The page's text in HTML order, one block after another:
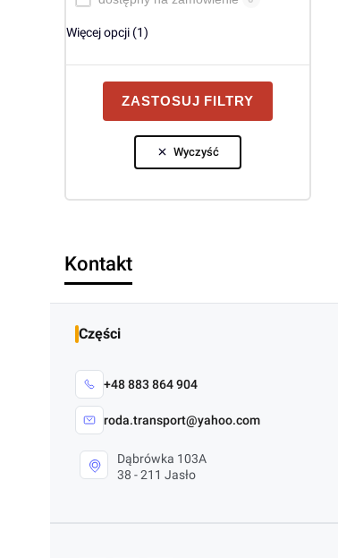
Wyczyść
Więcej opcji (1)
ZASTOSUJ FILTRY
Kontakt
Części
+48 883 864 904
roda.transport@yahoo.com
Dąbrówka 103A
38 - 211 Jasło